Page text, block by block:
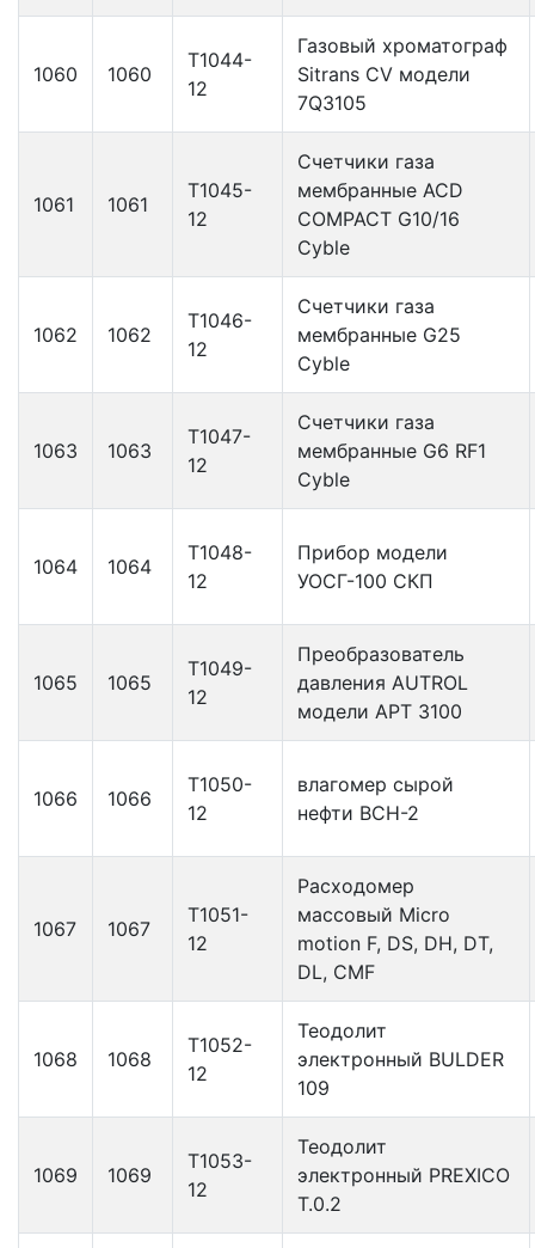
1060 1060
Т1044-
12
Газовый хроматограф
Sitrans CV модели
7Q3105
1061 1061
Т1045-
12
Счетчики газа
мембранные ACD
COMPACT G10/16
Cyble
1062 1062
Т1046-
12
Счетчики газа
мембранные G25
Cyble
1063 1063
Т1047-
12
Счетчики газа
мембранные G6 RF1
Cyble
1064 1064
Т1048-
12
Прибор модели
УОСГ-100 СКП
1065 1065
Т1049-
12
Преобразователь
давления AUTROL
модели АРТ 3100
1066 1066
Т1050-
12
влагомер сырой
нефти ВСН-2
1067 1067
Т1051-
12
Расходомер
массовый Micro
motion F, DS, DH, DT,
DL, CMF
1068 1068
Т1052-
12
Теодолит
электронный BULDER
109
1069 1069
Т1053-
12
Теодолит
электронный PREXICO
T.0.2